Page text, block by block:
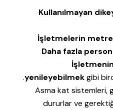
Kullanılmayan
İşletmelerin
Daha fazla
yenileyebilmekgibi
Asma kat sistemleri,
dururlar ve